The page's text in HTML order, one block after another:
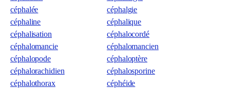
céphalée
céphalgie
céphaline
céphalique
céphalisation
céphalocordé
céphalomancie
céphalomancien
céphalopode
céphaloptère
céphalorachidien
céphalosporine
céphalothorax
céphéide